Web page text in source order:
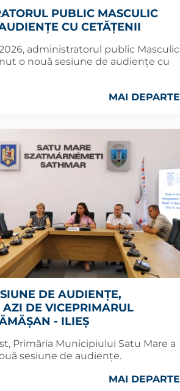
PUBLIC MASCULIC
CU CETĂȚENII
administratorul public Masculic
o nouă sesiune de audiențe cu
MAI DEPARTE
DE AUDIENȚE,
AZI DE VICEPRIMARUL
- ILIEȘ
Primăria Municipiului Satu Mare a
sesiune de audiențe.
MAI DEPARTE